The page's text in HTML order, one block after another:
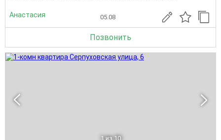
Анастасия 05.08
Позвонить
1 из 10